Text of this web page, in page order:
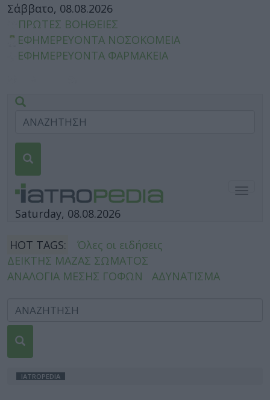
Σάββατο, 08.08.2026
ΠΡΩΤΕΣ ΒΟΗΘΕΙΕΣ
ΕΦΗΜΕΡΕΥΟΝΤΑ ΝΟΣΟΚΟΜΕΙΑ
ΕΦΗΜΕΡΕΥΟΝΤΑ ΦΑΡΜΑΚΕΙΑ
Saturday, 08.08.2026
HOT TAGS:
Όλες οι ειδήσεις
ΔΕΙΚΤΗΣ ΜΑΖΑΣ ΣΩΜΑΤΟΣ
ΑΝΑΛΟΓΙΑ ΜΕΣΗΣ ΓΟΦΩΝ
ΑΔΥΝΑΤΙΣΜΑ
IATROPEDIA